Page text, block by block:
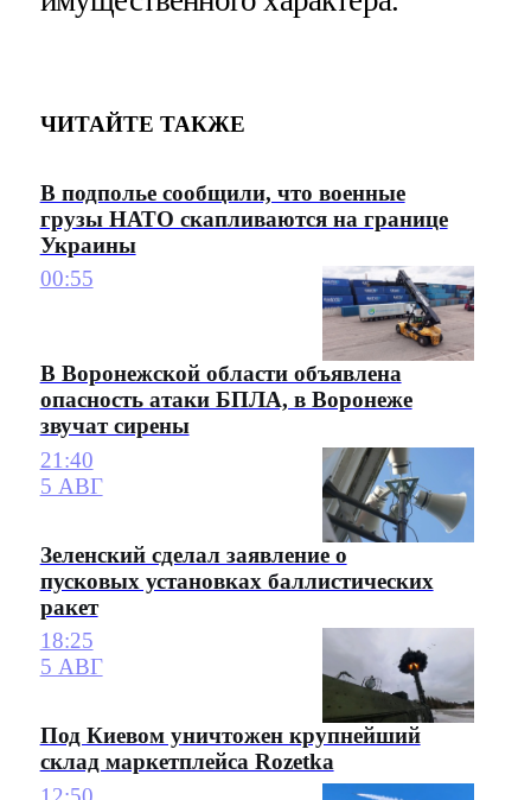
ЧИТАЙТЕ ТАКЖЕ
В подполье сообщили, что военные
грузы НАТО скапливаются на границе
Украины
00:55
В Воронежской области объявлена
опасность атаки БПЛА, в Воронеже
звучат сирены
21:40
5 АВГ
Зеленский сделал заявление о
пусковых установках баллистических
ракет
18:25
5 АВГ
Под Киевом уничтожен крупнейший
склад маркетплейса Rozetka